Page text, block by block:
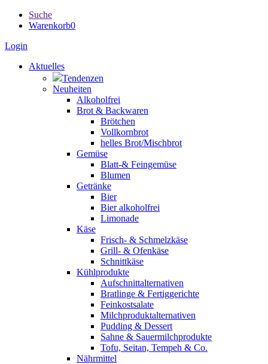
Suche
Warenkorb0
Login
Aktuelles
Tendenzen
Neuheiten
Alkoholfrei
Brot & Backwaren
Brötchen
Vollkornbrot
helles Brot/Mischbrot
Gemüse
Blatt-& Feingemüse
Blumen
Getränke
Bier
Bier alkoholfrei
Limonade
Käse
Frisch- & Schmelzkäse
Grill- & Ofenkäse
Schnittkäse
Kühlprodukte
Aufschnittalternativen
Bratlinge & Fertiggerichte
Feinkostsalate
Milchproduktalternativen
Pudding & Dessert
Sahne & Sauermilchprodukte
Tofu, Seitan, Tempeh & Co.
Nährmittel